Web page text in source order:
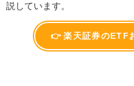
説しています。
👉 楽天証券のETF